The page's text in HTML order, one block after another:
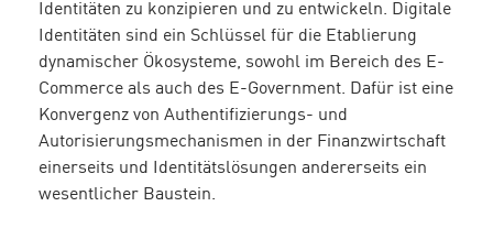
Identitäten zu konzipieren und zu entwickeln. Digitale
Identitäten sind ein Schlüssel für die Etablierung
dynamischer Ökosysteme, sowohl im Bereich des E-
Commerce als auch des E-Government. Dafür ist eine
Konvergenz von Authentifizierungs- und
Autorisierungsmechanismen in der Finanzwirtschaft
einerseits und Identitätslösungen andererseits ein
wesentlicher Baustein.